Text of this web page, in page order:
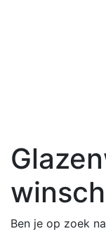
Ben je op zoek